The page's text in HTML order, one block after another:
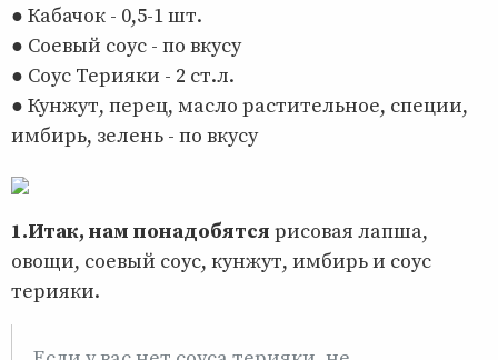
● Кабачок - 0,5-1 шт.
● Соевый соус - по вкусу
● Соус Терияки - 2 ст.л.
● Кунжут, перец, масло растительное, специи,
имбирь, зелень - по вкусу
1.Итак, нам понадобятся рисовая лапша,
овощи, соевый соус, кунжут, имбирь и соус
терияки.